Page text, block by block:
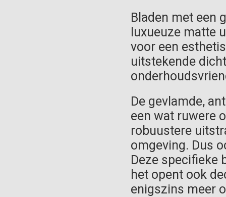
Bladen met een
luxueuze matte
voor een
uitstekende
De gevlamde,
een wat ruwere
robuustere
omgeving. Dus
Deze specifieke
het opent ook
enigszins meer